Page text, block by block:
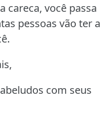
careca, você passa
pessoas vão ter a
com seus